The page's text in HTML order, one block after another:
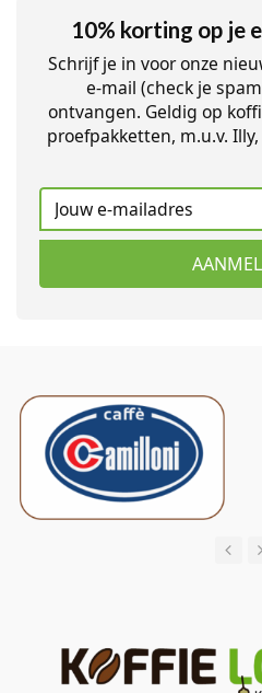
10% korting op je
Schrijf je in voor onze
e-mail (check je
ontvangen. Geldig op
proefpakketten, m.u.v.